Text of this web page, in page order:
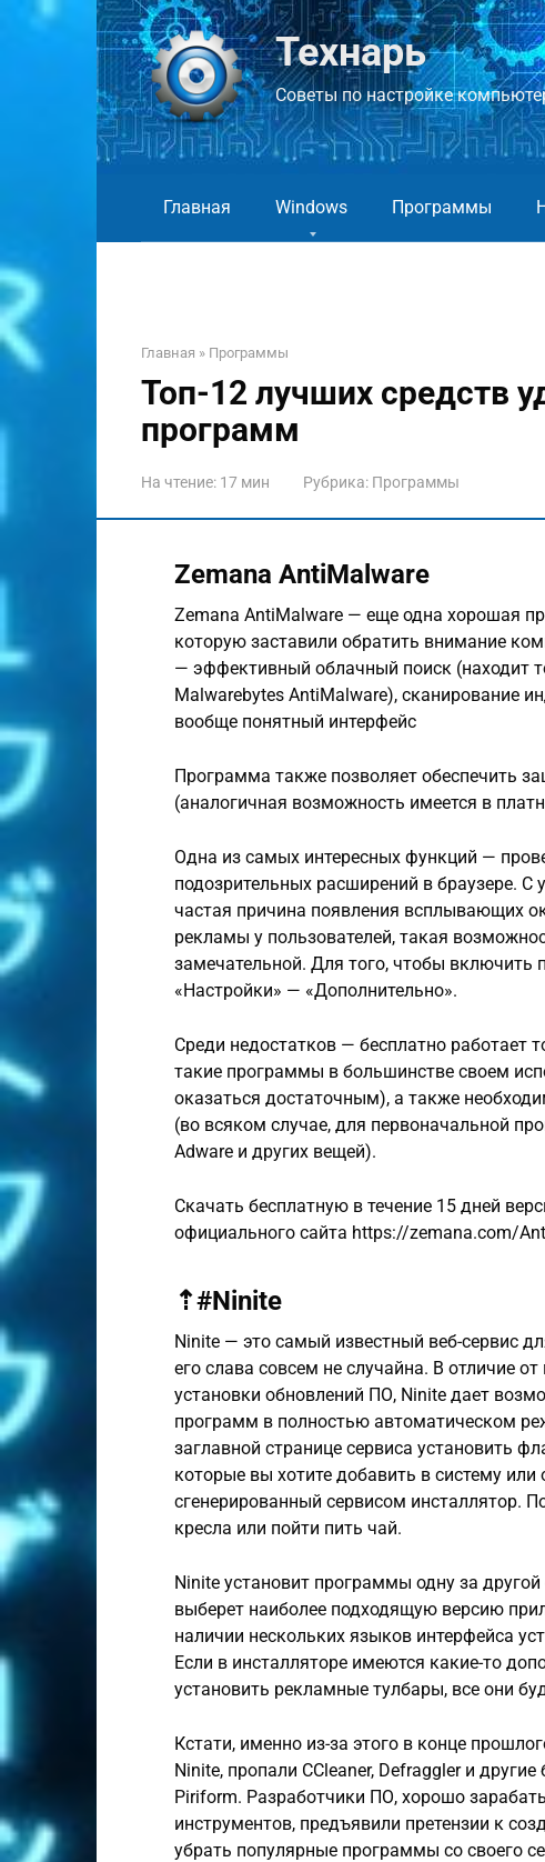
Перейти
Технарь
Советы по настройке
Главная Windows Программы
Главная » Программы
Топ-12 лучших средств
программ
На чтение: 17 мин Рубрика: Программы
Zemana AntiMalware
Zemana AntiMalware — еще одна хорошая
которую заставили обратить внимание
— эффективный облачный поиск (находит
Malwarebytes AntiMalware), сканирование
вообще понятный интерфейс
Программа также позволяет обеспечить
(аналогичная возможность имеется в
Одна из самых интересных функций —
подозрительных расширений в браузере.
частая причина появления всплывающих
рекламы у пользователей, такая
замечательной. Для того, чтобы включить
«Настройки» — «Дополнительно».
Среди недостатков — бесплатно работает
такие программы в большинстве своем
оказаться достаточным), а также
(во всяком случае, для первоначальной
Adware и других вещей).
Скачать бесплатную в течение 15 дней
официального сайта https://zemana.com/
⇡#Ninite
Ninite — это самый известный веб-сервис
его слава совсем не случайна. В отличие
установки обновлений ПО, Ninite дает
программ в полностью автоматическом
заглавной странице сервиса установить
которые вы хотите добавить в систему или
сгенерированный сервисом инсталлятор.
кресла или пойти пить чай.
Ninite установит программы одну за
выберет наиболее подходящую версию
наличии нескольких языков интерфейса
Если в инсталляторе имеются какие-то
установить рекламные тулбары, все они
Кстати, именно из-за этого в конце
Ninite, пропали CCleaner, Defraggler и
Piriform. Разработчики ПО, хорошо
инструментов, предъявили претензии к
убрать популярные программы со своего